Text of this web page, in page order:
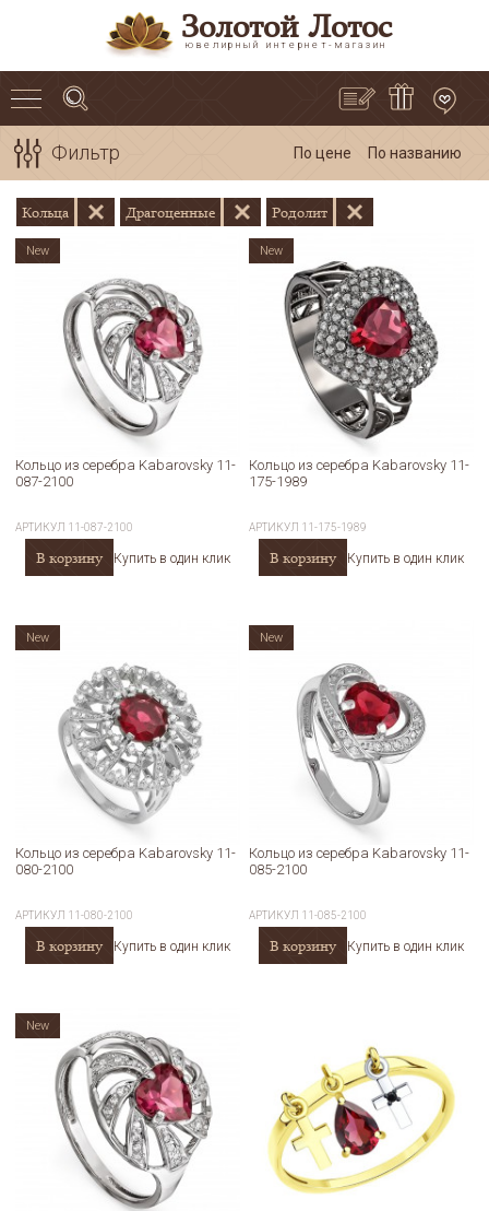
Золотой Лотос
ювелирный интернет-магазин
Фильтр По цене По названию
Кольца Драгоценные Родолит
Кольцо из серебра Kabarovsky 11-
087-2100
АРТИКУЛ 11-087-2100
В корзину Купить в один клик
New
Кольцо из серебра Kabarovsky 11-
175-1989
АРТИКУЛ 11-175-1989
В корзину Купить в один клик
New
Кольцо из серебра Kabarovsky 11-
080-2100
АРТИКУЛ 11-080-2100
В корзину Купить в один клик
New
Кольцо из серебра Kabarovsky 11-
085-2100
АРТИКУЛ 11-085-2100
В корзину Купить в один клик
New
New